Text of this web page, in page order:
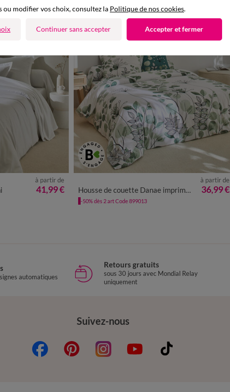
à partir de
41,99 € Housse de couette Danae imprimé - coton 57 fils/cm²
à partir de
36,99 €
-50% dès 2 art Code 899013
automatiques
Retours gratuits
sous 30 jours avec Mondial Relay
uniquement
Suivez-nous
modifier vos choix, consultez la Politique de nos cookies.
Continuer sans accepter Accepter et fermer